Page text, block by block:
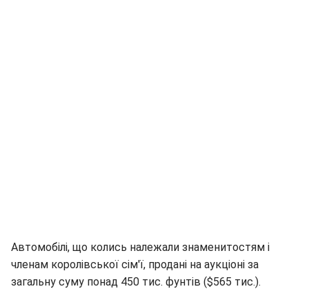
Автомобілі, що колись належали знаменитостям і
членам королівської сім'ї, продані на аукціоні за
загальну суму понад 450 тис. фунтів ($565 тис.).